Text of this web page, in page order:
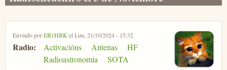
Enviado porEB1HBK el Lun, 21/10/2024 - 15:32
Radio: Activacións Antenas
HF
Radioastronomía
SOTA